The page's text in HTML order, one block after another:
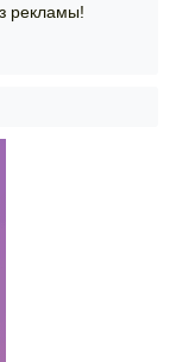
рекламы!